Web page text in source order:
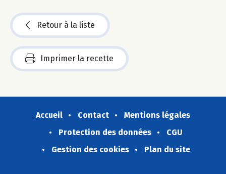
Retour à la liste
Imprimer la recette
Accueil Contact
Mentions légales
Protection des données
CGU
Gestion des cookies
Plan du site